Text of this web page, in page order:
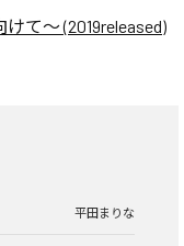
て〜 (2019released)
平田まりな